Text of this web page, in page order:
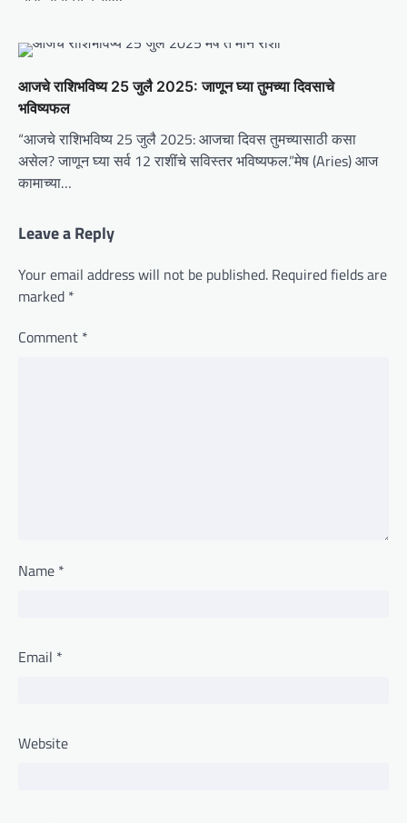
आजचे राशिभविष्य 25 जुलै 2025: जाणून घ्या तुमच्या दिवसाचे
भविष्यफल
“आजचे राशिभविष्य 25 जुलै 2025: आजचा दिवस तुमच्यासाठी कसा
असेल? जाणून घ्या सर्व 12 राशींचे सविस्तर भविष्यफल.”मेष (Aries) आज
कामाच्या…
Leave a Reply
Your email address will not be published. Required fields are
marked *
Comment *
Name *
Email *
Website